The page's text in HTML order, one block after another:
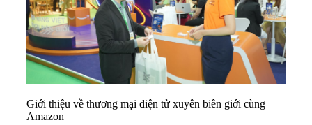
Giới thiệu về thương mại điện tử xuyên biên giới cùng
Amazon